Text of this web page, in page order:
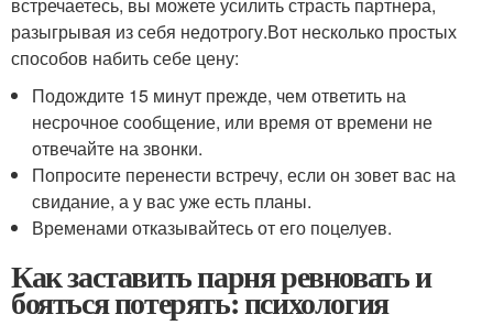
разыгрывая из себя недотрогу.Вот несколько простых
способов набить себе цену:
Подождите 15 минут прежде, чем ответить на
несрочное сообщение, или время от времени не
отвечайте на звонки.
Попросите перенести встречу, если он зовет вас на
свидание, а у вас уже есть планы.
Временами отказывайтесь от его поцелуев.
Как заставить парня ревновать и
бояться потерять: психология